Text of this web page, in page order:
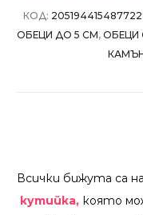
КОД:
ОБЕЦИ ДО 5 СМ, ОБЕЦИ
Всички бижута са
кутийка, която